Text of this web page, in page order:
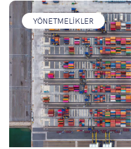
YÖNETMELIKLER